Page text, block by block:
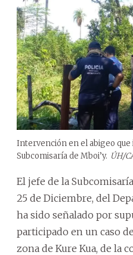
Intervención en el abigeo que
Subcomisaría de Mboi’y. ÚH/
El jefe de la
25 de Diciembre, del
ha sido señalado por
participado en un caso
zona de Kure Kua, de la